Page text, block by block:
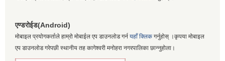
एण्डरोईड(Android)
मोबाइल प्रयोगकर्ताले हाम्रो मोबाईल एप डाउनलोड गर्न यहाँ क्लिक गर्नुहोस् ।कृपया मोबाइल
एप डाउनलोड गरेपछी स्थानीय तह कागेश्वरी मनोहरा नगरपालिका छान्नुहोला।